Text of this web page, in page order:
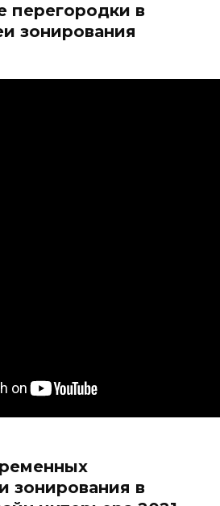
перегородки в
зонирования
зонирования в